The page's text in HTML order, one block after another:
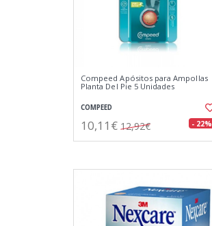
Compeed Apósitos para Ampollas
Planta Del Pie 5 Unidades
COMPEED
10,11€ 12,92€ - 22%